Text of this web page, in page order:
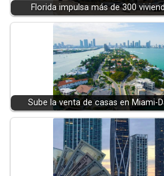
Florida impulsa más de 300
Sube la venta de casas en Miami-